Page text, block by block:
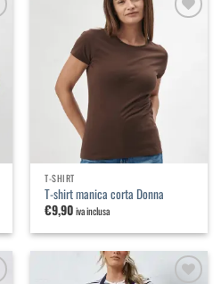
lista dei
desideri
T-SHIRT
T-shirt manica corta Donna
€9,90iva inclusa